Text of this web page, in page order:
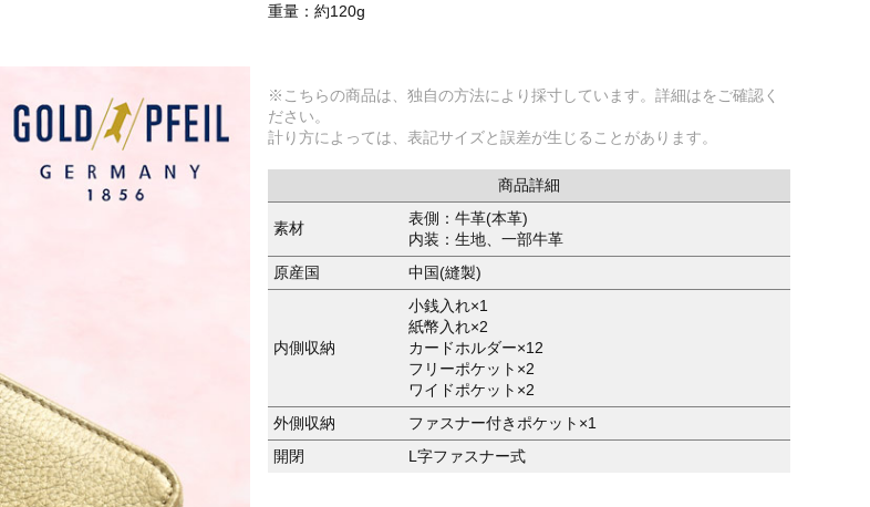
重量：約120g
※こちらの商品は、独自の方法により採寸しています。詳細はをご確認く
ださい。
計り方によっては、表記サイズと誤差が生じることがあります。
商品詳細
素材
表側：牛革(本革)
内装：生地、一部牛革
原産国
中国(縫製)
内側収納
小銭入れ×1
紙幣入れ×2
カードホルダー×12
フリーポケット×2
ワイドポケット×2
外側収納
ファスナー付きポケット×1
開閉
L字ファスナー式